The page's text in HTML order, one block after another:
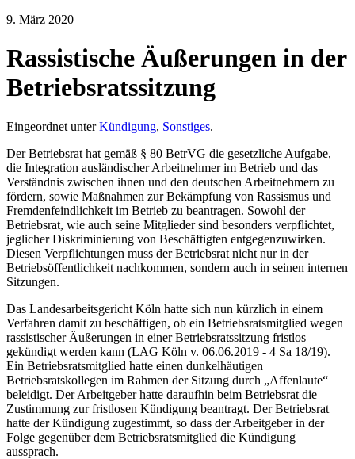
9. März 2020
Rassistische Äußerungen in der
Betriebsratssitzung
Eingeordnet unterKündigung, Sonstiges.
Der Betriebsrat hat gemäß § 80 BetrVG die gesetzliche Aufgabe,
die Integration ausländischer Arbeitnehmer im Betrieb und das
Verständnis zwischen ihnen und den deutschen Arbeitnehmern zu
fördern, sowie Maßnahmen zur Bekämpfung von Rassismus und
Fremdenfeindlichkeit im Betrieb zu beantragen. Sowohl der
Betriebsrat, wie auch seine Mitglieder sind besonders verpflichtet,
jeglicher Diskriminierung von Beschäftigten entgegenzuwirken.
Diesen Verpflichtungen muss der Betriebsrat nicht nur in der
Betriebsöffentlichkeit nachkommen, sondern auch in seinen internen
Sitzungen.
Das Landesarbeitsgericht Köln hatte sich nun kürzlich in einem
Verfahren damit zu beschäftigen, ob ein Betriebsratsmitglied wegen
rassistischer Äußerungen in einer Betriebsratssitzung fristlos
gekündigt werden kann (LAG Köln v. 06.06.2019 - 4 Sa 18/19).
Ein Betriebsratsmitglied hatte einen dunkelhäutigen
Betriebsratskollegen im Rahmen der Sitzung durch „Affenlaute“
beleidigt. Der Arbeitgeber hatte daraufhin beim Betriebsrat die
Zustimmung zur fristlosen Kündigung beantragt. Der Betriebsrat
hatte der Kündigung zugestimmt, so dass der Arbeitgeber in der
Folge gegenüber dem Betriebsratsmitglied die Kündigung
aussprach.